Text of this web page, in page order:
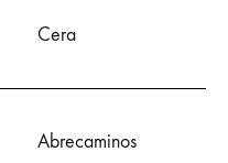
Cera
Abrecaminos